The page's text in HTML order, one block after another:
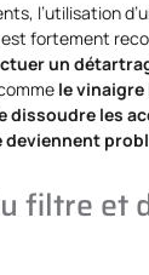
l’utilisation
est fortement
un
le vinaigre
dissoudre les
deviennent
filtre et